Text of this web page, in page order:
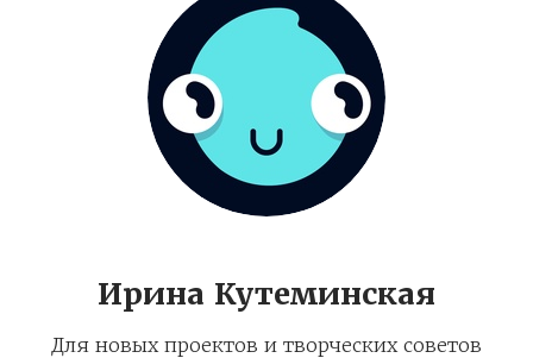
Ирина Кутеминская
Для новых проектов и творческих советов